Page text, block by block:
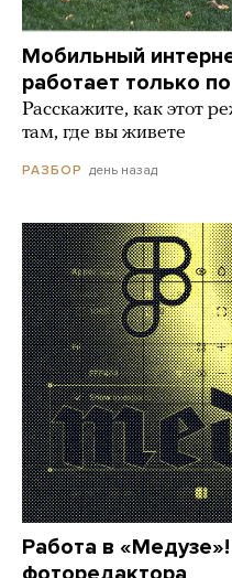
Мобильный
работает только
Расскажите, как этот
там, где вы живете
РАЗБОР день назад
Работа в